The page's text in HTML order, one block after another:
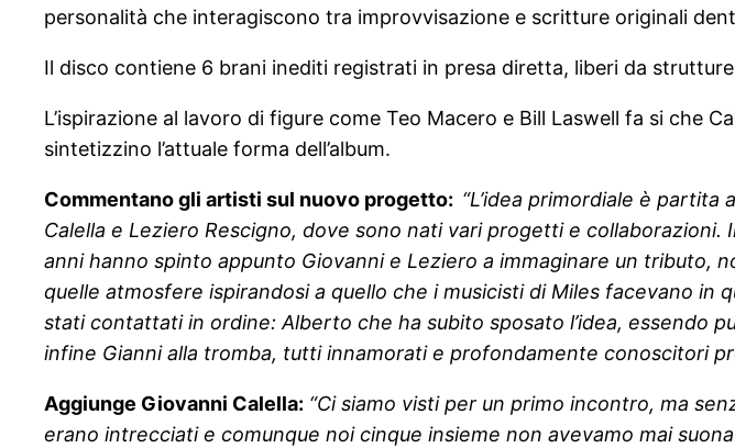
personalità che interagiscono tra improvvisazione e scritture originali
Il disco contiene 6 brani inediti registrati in presa diretta, liberi da
L’ispirazione al lavoro di figure come Teo Macero e Bill Laswell fa si che
sintetizzino l’attuale forma dell’album.
Commentano gli artisti sul nuovo progetto: “L’idea primordiale è
Calella e Leziero Rescigno, dove sono nati vari progetti e
anni hanno spinto appunto Giovanni e Leziero a immaginare un tributo,
quelle atmosfere ispirandosi a quello che i musicisti di Miles facevano
stati contattati in ordine: Alberto che ha subito sposato l’idea, essendo
infine Gianni alla tromba, tutti innamorati e profondamente conoscitori
Aggiunge Giovanni Calella: “Ci siamo visti per un primo incontro, ma
erano intrecciati e comunque noi cinque insieme non avevamo mai